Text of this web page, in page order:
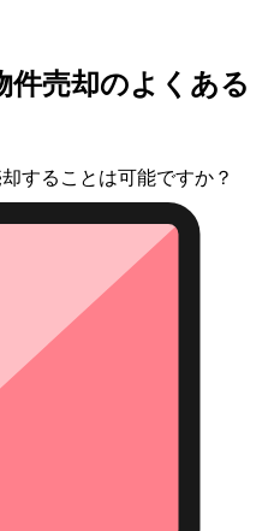
件売却のよくある
することは可能ですか？